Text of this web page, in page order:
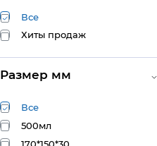
Все
Хиты продаж
Размер мм
Все
500мл